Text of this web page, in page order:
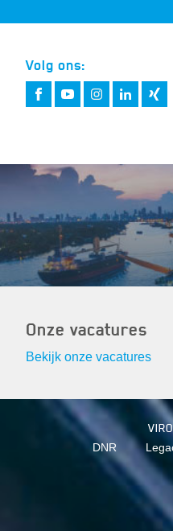
Volg ons:
Onze vacatures
Bekijk onze vacatures
VIRO
DNR